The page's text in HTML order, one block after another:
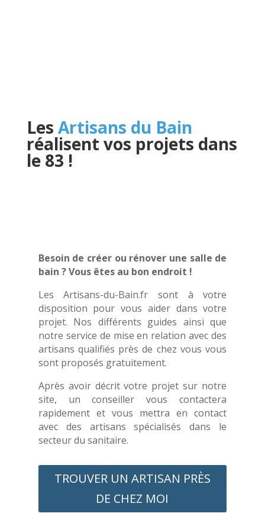
Les Artisans du Bain
réalisent vos projets dans
le 83 !
Besoin de créer ou rénover une salle de
bain ? Vous êtes au bon endroit !
Les Artisans-du-Bain.fr sont à votre
disposition pour vous aider dans votre
projet. Nos différents guides ainsi que
notre service de mise en relation avec des
artisans qualifiés près de chez vous vous
sont proposés gratuitement.
Après avoir décrit votre projet sur notre
site, un conseiller vous contactera
rapidement et vous mettra en contact
avec des artisans spécialisés dans le
secteur du sanitaire.
TROUVER UN ARTISAN PRÈS
DE CHEZ MOI